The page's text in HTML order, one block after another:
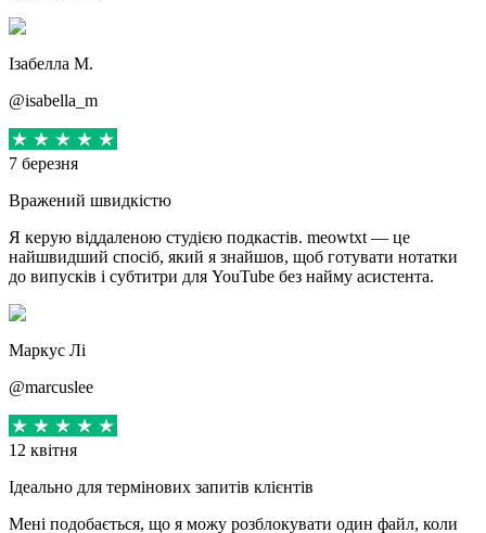
Ізабелла М.
@isabella_m
7 березня
Вражений швидкістю
Я керую віддаленою студією подкастів. meowtxt — це
найшвидший спосіб, який я знайшов, щоб готувати нотатки
до випусків і субтитри для YouTube без найму асистента.
Маркус Лі
@marcuslee
12 квітня
Ідеально для термінових запитів клієнтів
Мені подобається, що я можу розблокувати один файл, коли